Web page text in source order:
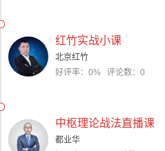
红竹实战小课
北京红竹
好评率：0% 评论数：0
中枢理论战法直播课
都业华